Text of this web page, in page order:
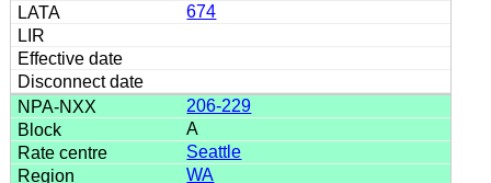
674
206-229
A
Seattle
WA